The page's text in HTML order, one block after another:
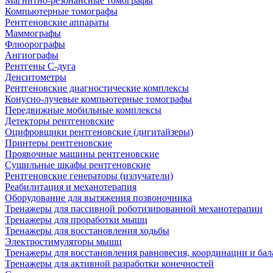
Компьютерные томографы
Рентгеновские аппараты
Маммографы
Флюорографы
Ангиографы
Рентгены С-дуга
Денситометры
Рентгеновские диагностические комплексы
Конусно-лучевые компьютерные томографы
Передвижные мобильные комплексы
Детекторы рентгеновские
Оцифровщики рентгеновские (дигитайзеры)
Принтеры рентгеновские
Проявочные машины рентгеновские
Сушильные шкафы рентгеновские
Рентгеновские генераторы (излучатели)
Реабилитация и механотерапия
Оборудование для вытяжения позвоночника
Тренажеры для пассивной роботизированной механотерапии
Тренажеры для проработки мышц
Тренажеры для восстановления ходьбы
Электростимуляторы мышц
Тренажеры для восстановления равновесия, координации и
Тренажеры для активной разработки конечностей